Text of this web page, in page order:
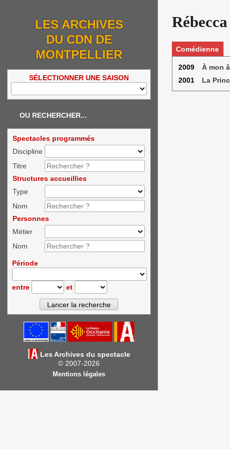
LES ARCHIVES
DU CDN DE
MONTPELLIER
SÉLECTIONNER UNE SAISON
OU RECHERCHER...
Spectacles programmés
Discipline
Titre
Structures accueillies
Type
Nom
Personnes
Métier
Nom
Période
entre et
Les Archives du spectacle
© 2007-2026
Mentions légales
Comédienne
2009 À mon
2001
La